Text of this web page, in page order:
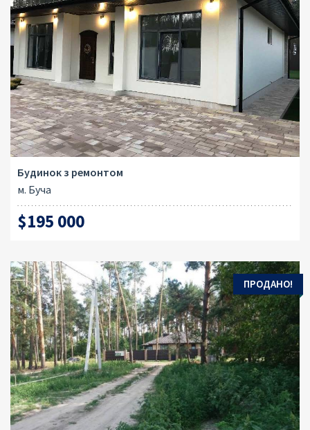
Будинок з ремонтом
м. Буча
$195 000
ПРОДАНО!